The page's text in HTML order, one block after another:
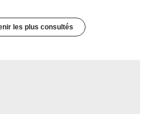
les plus consultés